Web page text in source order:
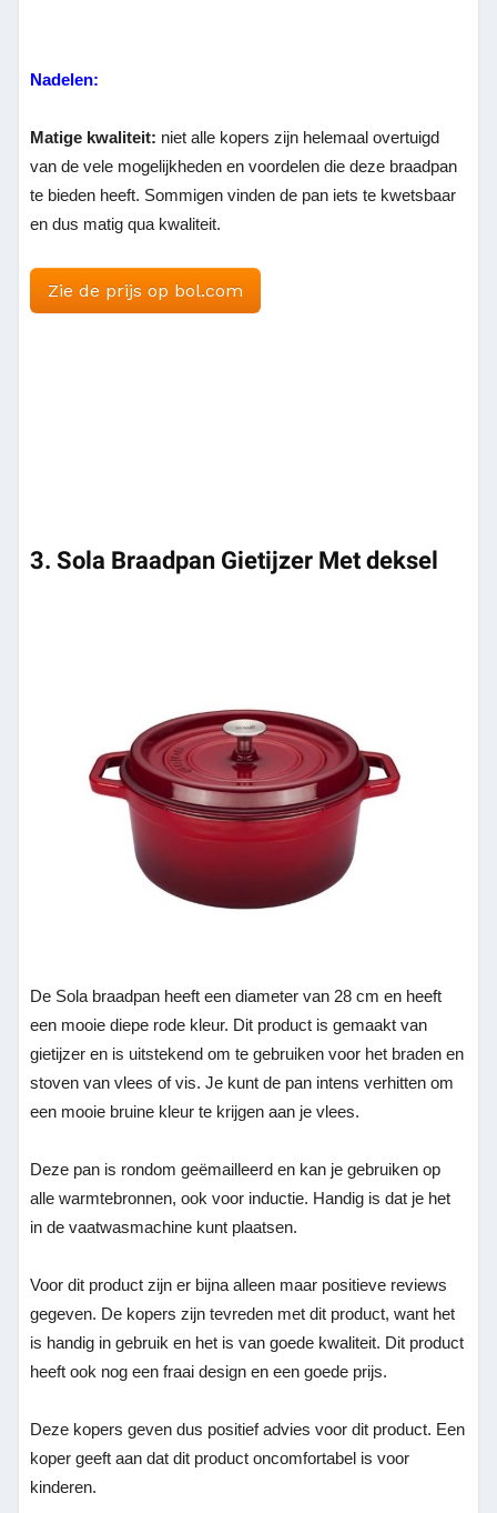
Nadelen:
Matige kwaliteit: niet alle kopers zijn helemaal overtuigd
van de vele mogelijkheden en voordelen die deze braadpan
te bieden heeft. Sommigen vinden de pan iets te kwetsbaar
en dus matig qua kwaliteit.
Zie de prijs op bol.com
3. Sola Braadpan Gietijzer Met deksel
De Sola braadpan heeft een diameter van 28 cm en heeft
een mooie diepe rode kleur. Dit product is gemaakt van
gietijzer en is uitstekend om te gebruiken voor het braden en
stoven van vlees of vis. Je kunt de pan intens verhitten om
een mooie bruine kleur te krijgen aan je vlees.
Deze pan is rondom geëmailleerd en kan je gebruiken op
alle warmtebronnen, ook voor inductie. Handig is dat je het
in de vaatwasmachine kunt plaatsen.
Voor dit product zijn er bijna alleen maar positieve reviews
gegeven. De kopers zijn tevreden met dit product, want het
is handig in gebruik en het is van goede kwaliteit. Dit product
heeft ook nog een fraai design en een goede prijs.
Deze kopers geven dus positief advies voor dit product. Een
koper geeft aan dat dit product oncomfortabel is voor
kinderen.